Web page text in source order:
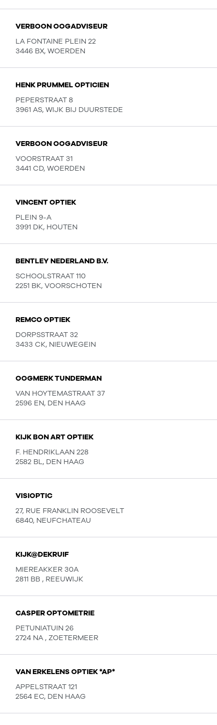
VERBOON OOGADVISEUR
LA FONTAINE PLEIN 22
3446 BX, WOERDEN
HENK PRUMMEL OPTICIEN
PEPERSTRAAT 8
3961 AS, WIJK BIJ DUURSTEDE
VERBOON OOGADVISEUR
VOORSTRAAT 31
3441 CD, WOERDEN
VINCENT OPTIEK
PLEIN 9-A
3991 DK, HOUTEN
BENTLEY NEDERLAND B.V.
SCHOOLSTRAAT 110
2251 BK, VOORSCHOTEN
REMCO OPTIEK
DORPSSTRAAT 32
3433 CK, NIEUWEGEIN
OOGMERK TUNDERMAN
VAN HOYTEMASTRAAT 37
2596 EN, DEN HAAG
KIJK BON ART OPTIEK
F. HENDRIKLAAN 228
2582 BL, DEN HAAG
VISIOPTIC
27, RUE FRANKLIN ROOSEVELT
6840, NEUFCHATEAU
KIJK@DEKRUIF
MIEREAKKER 30A
2811 BB , REEUWIJK
CASPER OPTOMETRIE
PETUNIATUIN 26
2724 NA , ZOETERMEER
VAN ERKELENS OPTIEK *AP*
APPELSTRAAT 121
2564 EC, DEN HAAG